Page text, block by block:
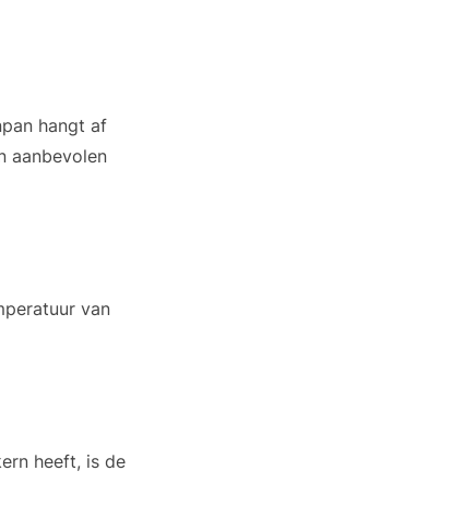
hangt af
aanbevolen
van
heeft, is de